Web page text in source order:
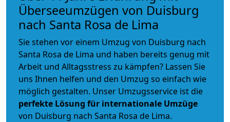
Überseeumzügen von Duisburg
nach Santa Rosa de Lima
Sie stehen vor einem Umzug von Duisburg nach
Santa Rosa de Lima und haben bereits genug mit
Arbeit und Alltagsstress zu kämpfen? Lassen Sie
uns Ihnen helfen und den Umzug so einfach wie
möglich gestalten. Unser Umzugsservice ist die
perfekte Lösung für internationale Umzüge
von Duisburg nach Santa Rosa de Lima.